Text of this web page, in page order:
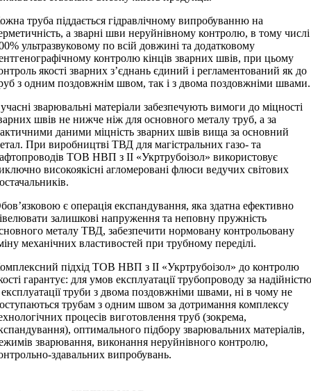
труба піддається гідравлічному випробуванню на
а зварні шви неруйнівному контролю, в тому числі
ультразвуковому по всій довжині та додатковому
контролю кінців зварних швів, при цьому
якості зварних з’єднань єдиний і регламентований як до
з одним поздовжнім швом, так і з двома поздовжніми швами.
зварювальні матеріали забезпечують вимоги до міцності
швів не нижче ніж для основного металу труб, а за
даними міцність зварних швів вища за основний
При виробництві ТВД для магістральних газо- та
ТОВ НВП з ІІ «Укртрубоізол» використовує
високоякісні агломеровані флюси ведучих світових
є операція експандування, яка здатна ефективно
залишкові напруження та неповну пружність
металу ТВД, забезпечити нормовану контрольовану
механічних властивостей при трубному переділі.
підхід ТОВ НВП з ІІ «Укртрубоізол» до контролю
гарантує: для умов експлуатації трубопроводу за
труби з двома поздовжніми швами, ні в чому не
трубам з одним швом за дотримання комплексу
процесів виготовлення труб (зокрема,
оптимального підбору зварювальних матеріалів,
зварювання, виконання неруйнівного контролю,
здавальних випробувань.